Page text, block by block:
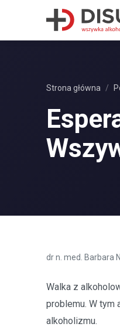
Strona główna
dr n. med. Barbara
Walka z
problemu. W tym
alkoholizmu.